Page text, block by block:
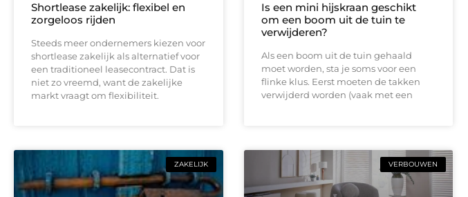
Shortlease zakelijk: flexibel en
zorgeloos rijden
Steeds meer ondernemers kiezen voor
shortlease zakelijk als alternatief voor
een traditioneel leasecontract. Dat is
niet zo vreemd, want de zakelijke
markt vraagt om flexibiliteit.
Is een mini hijskraan geschikt
om een boom uit de tuin te
verwijderen?
Als een boom uit de tuin gehaald
moet worden, sta je soms voor een
flinke klus. Eerst moeten de takken
verwijderd worden (vaak met een
ZAKELIJK VERBOUWEN